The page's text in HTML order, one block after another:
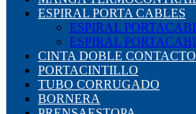
ESPIRAL PORTA CABLES
ESPIRAL
ESPIRAL
CINTA DOBLE CONTACTO
PORTACINTILLO
TUBO CORRUGADO
BORNERA